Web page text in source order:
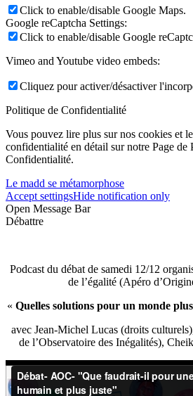
Click to enable/disable Google Maps.
Google reCaptcha Settings:
Click to enable/disable Google
Vimeo and Youtube video embeds:
Cliquez pour activer/désactiver
Politique de Confidentialité
Vous pouvez lire plus sur nos cookies et
confidentialité en détail sur notre Page de
Confidentialité.
Le madd se métamorphose
Accept settingsHide notification only
Open Message Bar
Débattre
Podcast du débat de samedi 12/12
de l’égalité (Apéro
« Quelles solutions pour un monde
avec Jean-Michel Lucas (droits
de l’Observatoire des Inégalités),